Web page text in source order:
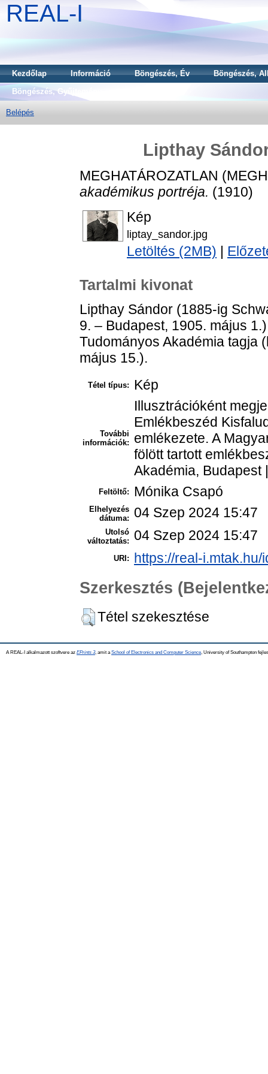
REAL-I
Kezdőlap Információ Böngészés, Év
Böngészés,
Böngészés, Gyűjtemény
Belépés
Lipthay
MEGHATÁROZATLAN
akadémikus portréja. (1910)
Kép
liptay_sandor.jpg
Letöltés (2MB)
Tartalmi kivonat
Lipthay Sándor (1885-ig
9. – Budapest, 1905. május
Tudományos Akadémia tagja
május 15.).
Tétel típus: Kép
További
információk:
Illusztrációként
Emlékbeszéd
emlékezete. A
fölött tartott
Akadémia, Budapest
Feltöltő: Mónika Csapó
Elhelyezés
dátuma:
04 Szep 2024 15:47
Utolsó
változtatás:
04 Szep 2024 15:47
URI: https://real-i.mtak.hu/
Szerkesztés
Tétel szekesztése
A REAL-I alkalmazott szoftvere az EPrints 3, amit a School of Electronics and Computer Science , University of Southampton